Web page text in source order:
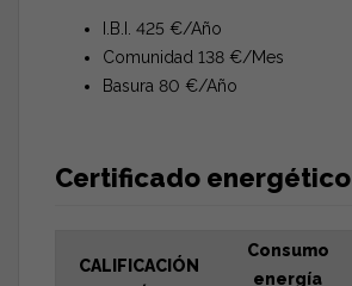
I.B.I. 425 €/Año
Comunidad 138 €/Mes
Basura 80 €/Año
Certificado energético
CALIFICACIÓN
Consumo
energía